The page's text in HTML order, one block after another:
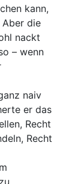
kann,
die
nackt
– wenn
naiv
er das
Recht
Recht